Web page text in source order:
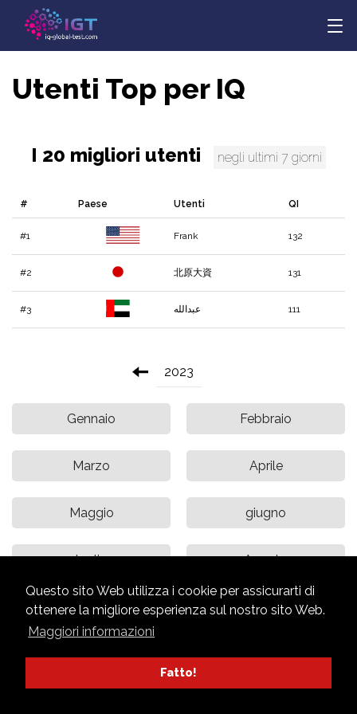
Questo sito Web utilizza i cookie per assicurarti di
ottenere la migliore esperienza sul nostro sito Web.
Maggiori informazioni
Fatto!
Utenti Top per IQ
I 20 migliori utenti negli ultimi 7 giorni
# Paese Utenti QI
#1 Frank 132
#2 北原大資 131
#3 عبدالله 111
2023
Gennaio Febbraio
Marzo Aprile
Maggio giugno
luglio Agosto
settembre ottobre
Novembre Dicembre